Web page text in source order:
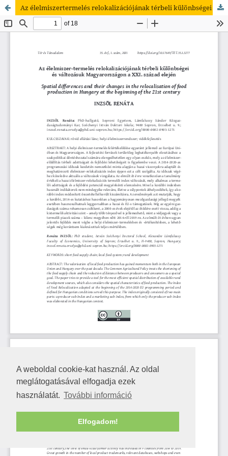
A weboldal cookie-kat használ. Az oldal
meglátogatásával elfogadja ezek
használatát. További információ
Elfogadom!
Az élelmiszertermelés relokalizációjának térbeli különbségei és változásuk Magyarországon a XXI. század elején